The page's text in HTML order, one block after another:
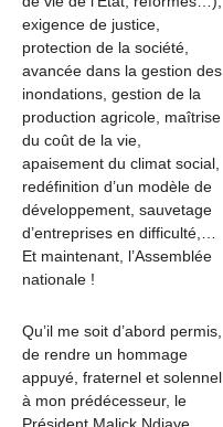
exigence de justice,
protection de la société,
avancée dans la gestion des
inondations, gestion de la
production agricole, maîtrise
du coût de la vie,
apaisement du climat social,
redéfinition d’un modèle de
développement, sauvetage
d’entreprises en difficulté,…
Et maintenant, l’Assemblée
nationale !
Qu’il me soit d’abord permis,
de rendre un hommage
appuyé, fraternel et solennel
à mon prédécesseur, le